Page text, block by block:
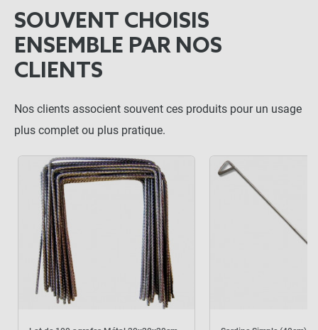
SOUVENT CHOISIS
ENSEMBLE PAR NOS
CLIENTS
Nos clients associent souvent ces produits pour un usage
plus complet ou plus pratique.